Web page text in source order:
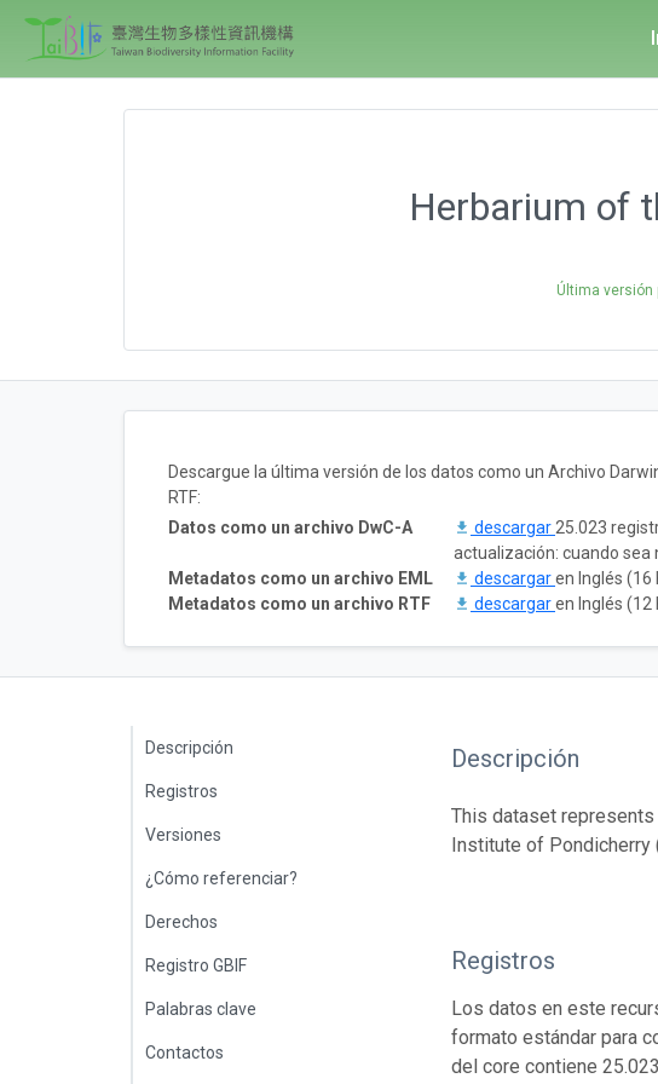
Herbarium of
Última versión
Descargue la última versión de los datos como un Archivo
RTF:
Datos como un archivo DwC-A
descargar 25.023
actualización: cuando sea
Metadatos como un archivo EML
descargaren Inglés (16
Metadatos como un archivo RTF
descargaren Inglés (12
Descripción
Registros
Versiones
¿Cómo referenciar?
Derechos
Registro GBIF
Palabras clave
Contactos
Descripción
This dataset
Institute of Pondicherry
Registros
Los datos en este
formato estándar para
del core contiene